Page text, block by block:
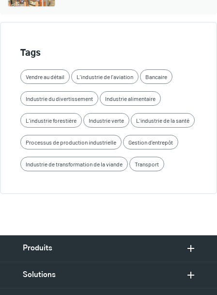
Tags
Vendre au détail L'industrie de l'aviation Bancaire
Industrie du divertissement Industrie alimentaire
L'industrie forestière Industrie verte L'industrie de la santé
Processus de production industrielle Gestion d'entrepôt
Industrie de transformation de la viande Transport
Produits
Solutions